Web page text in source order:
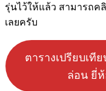
รุ่นไว้ให้แล้ว สามารถค
เลยครับ
ตารางเปรียบเที
ล่อน ยี่